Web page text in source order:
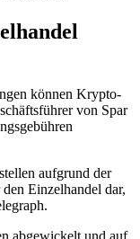
können Krypto-
von Spar
aufgrund der
Einzelhandel dar,
abgewickelt und auf